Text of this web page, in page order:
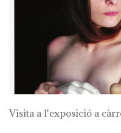
Visita a l'exposició a